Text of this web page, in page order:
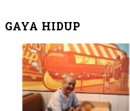
GAYA HIDUP